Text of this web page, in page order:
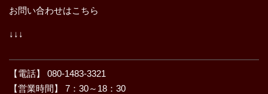
お問い合わせはこちら
↓↓↓
【電話】 080-1483-3321
【営業時間】 7：30～18：30